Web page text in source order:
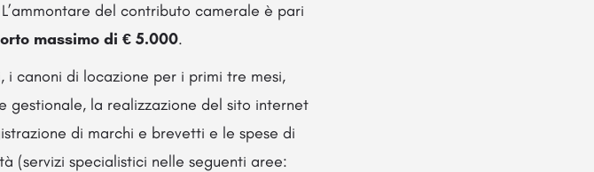
del contributo camerale è pari
massimo di € 5.000.
i canoni di locazione per i primi tre mesi,
gestionale, la realizzazione del sito internet
di marchi e brevetti e le spese di
(servizi specialistici nelle seguenti aree: